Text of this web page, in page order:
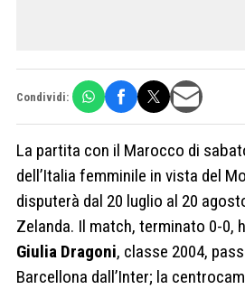
Condividi:
La partita con il Marocco di
dell’Italia femminile in vista del
disputerà dal 20 luglio al 20
Zelanda. Il match, terminato 0-0,
Giulia Dragoni, classe 2004,
Barcellona dall’Inter; la